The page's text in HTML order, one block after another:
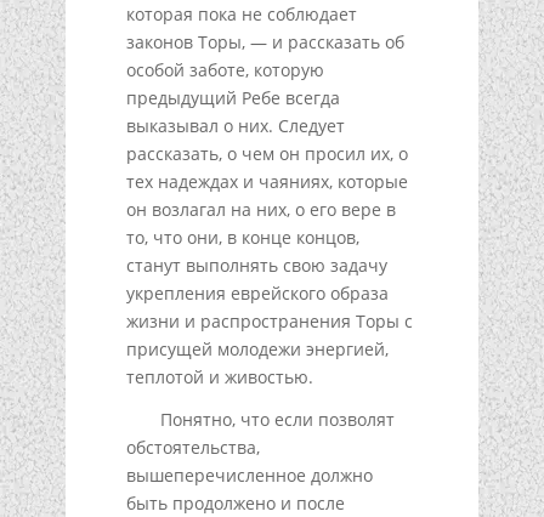
которая пока не соблюдает
законов Торы, — и рассказать об
особой заботе, которую
предыдущий Ребе всегда
выказывал о них. Следует
рассказать, о чем он просил их, о
тех надеждах и чаяниях, которые
он возлагал на них, о его вере в
то, что они, в конце концов,
станут выполнять свою задачу
укрепления еврейского образа
жизни и распространения Торы с
присущей молодежи энергией,
теплотой и живостью.
Понятно, что если позволят
обстоятельства,
вышеперечисленное должно
быть продолжено и после